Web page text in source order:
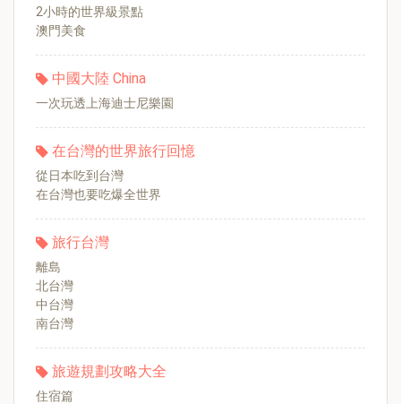
2小時的世界級景點
澳門美食
中國大陸 China
一次玩透上海迪士尼樂園
在台灣的世界旅行回憶
從日本吃到台灣
在台灣也要吃爆全世界
旅行台灣
離島
北台灣
中台灣
南台灣
旅遊規劃攻略大全
住宿篇